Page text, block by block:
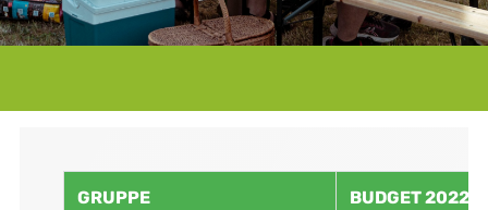
GRUPPE BUDGET 2022